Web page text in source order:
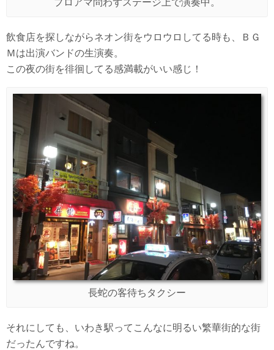
飲食店を探しながらネオン街をウロウロしてる時も、ＢＧ
Ｍは出演バンドの生演奏。
この夜の街を徘徊してる感満載がいい感じ！
長蛇の客待ちタクシー
それにしても、いわき駅ってこんなに明るい繁華街的な街
だったんですね。